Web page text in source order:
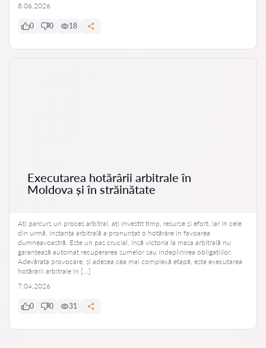
8.06.2026
0 0 18
Executarea hotărârii arbitrale în
Moldova și în străinătate
Ați parcurs un proces arbitral, ați investit timp, resurse și efort, iar în cele
din urmă, instanța arbitrală a pronunțat o hotărâre în favoarea
dumneavoastră. Este un pas crucial, însă victoria la masa arbitrală nu
garantează automat recuperarea sumelor sau îndeplinirea obligațiilor.
Adevărata provocare, și adesea cea mai complexă etapă, este executarea
hotărârii arbitrale în […]
7.04.2026
0 0 31